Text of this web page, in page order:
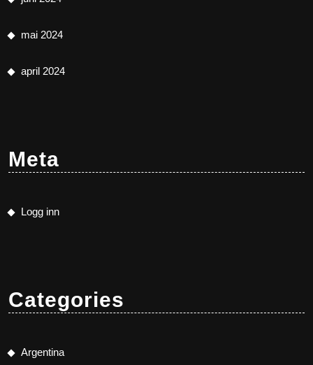
mai 2024
april 2024
Meta
Logg inn
Categories
Argentina